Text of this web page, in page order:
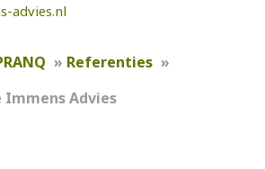
advies.nl
» Referenties »
Advies